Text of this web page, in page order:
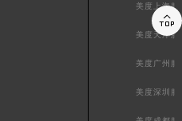
美度上海服
美度天津服
美度广州服
美度深圳服
